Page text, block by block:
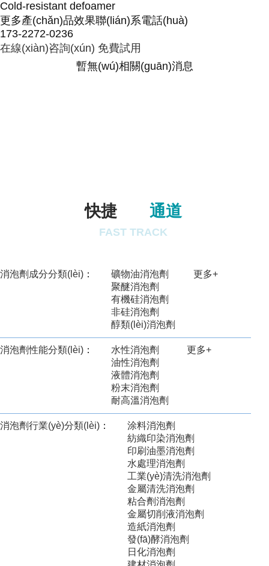
Cold-resistant defoamer
更多產(chǎn)品效果聯(lián)系電話(huà)
173-2272-0236
在線(xiàn)咨詢(xún) 免費試用
暫無(wú)相關(guān)消息
快捷 通道
FAST TRACK
消泡劑成分分類(lèi) ：
礦物油消泡劑
聚醚消泡劑
有機硅消泡劑
非硅消泡劑
醇類(lèi)消泡劑
更多+
消泡劑性能分類(lèi) ：
水性消泡劑
油性消泡劑
液體消泡劑
粉末消泡劑
耐高溫消泡劑
更多+
消泡劑行業(yè)分類(lèi) ：
涂料消泡劑
紡織印染消泡劑
印刷油墨消泡劑
水處理消泡劑
工業(yè)清洗消泡劑
金屬清洗消泡劑
粘合劑消泡劑
金屬切削液消泡劑
造紙消泡劑
發(fā)酵消泡劑
日化消泡劑